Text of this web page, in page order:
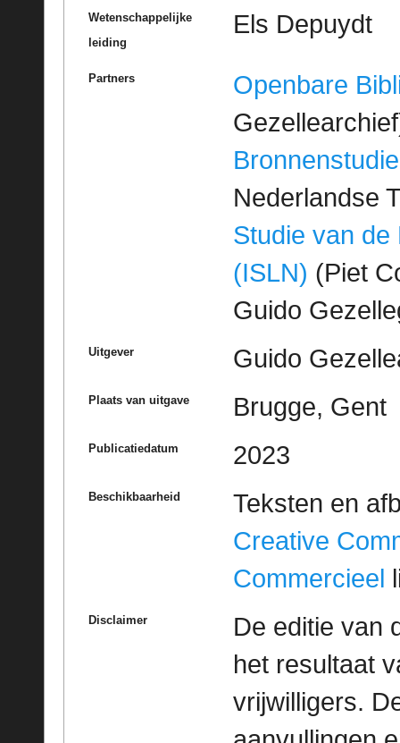
Wetenschappelijke
leiding
Els Depuydt
Partners
Openbare
Bronnenstudie
Nederlandse
Studie van de
(ISLN) (Piet
Guido
Uitgever Guido
Plaats van uitgave Brugge, Gent
Publicatiedatum 2023
Beschikbaarheid
Teksten en
Creative
Commercieel
Disclaimer
De editie van
het resultaat
vrijwilligers.